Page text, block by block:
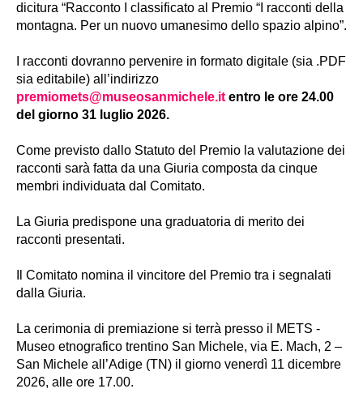
dicitura “Racconto I classificato al Premio “I racconti della
montagna. Per un nuovo umanesimo dello spazio alpino”.
I racconti dovranno pervenire in formato digitale (sia .PDF
sia editabile) all’indirizzo
premiomets@museosanmichele.it entro le ore 24.00
del giorno 31 luglio 2026.
Come previsto dallo Statuto del Premio la valutazione dei
racconti sarà fatta da una Giuria composta da cinque
membri individuata dal Comitato.
La Giuria predispone una graduatoria di merito dei
racconti presentati.
Il Comitato nomina il vincitore del Premio tra i segnalati
dalla Giuria.
La cerimonia di premiazione si terrà presso il METS -
Museo etnografico trentino San Michele, via E. Mach, 2 –
San Michele all’Adige (TN) il giorno venerdì 11 dicembre
2026, alle ore 17.00.